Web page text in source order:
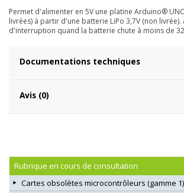
Permet d'alimenter en 5V une platine Arduino®
livrées) à partir d'une batterie LiPo 3,7V (non livrée).
d'interruption quand la batterie chute à moins de
Documentations techniques
Avis (0)
Rubrique en cours de consultation
Cartes obsolètes microcontrôleurs (gamme 1)